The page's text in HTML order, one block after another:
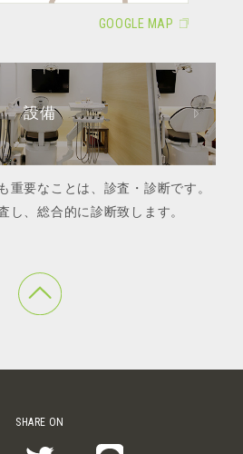
GOOGLE MAP
設備
重要なことは、診査・診断です。
し、総合的に診断致します。
SHARE ON